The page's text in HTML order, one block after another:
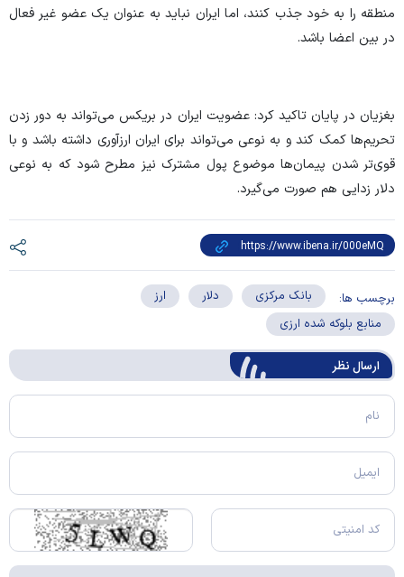
منطقه را به خود جذب کنند، اما ایران نباید به عنوان یک عضو غیر فعال
در بین اعضا باشد.
بغزیان در پایان تاکید کرد: عضویت ایران در بریکس می‌تواند به دور زدن
تحریم‌ها کمک کند و به نوعی می‌تواند برای ایران ارزآوری داشته باشد و با
قوی‌تر شدن پیمان‌ها موضوع پول مشترک نیز مطرح شود که به نوعی
دلار زدایی هم صورت می‌گیرد.
برچسب ها: بانک مرکزی دلار
ارز
منابع بلوکه شده ارزی
ارسال‌ نظر